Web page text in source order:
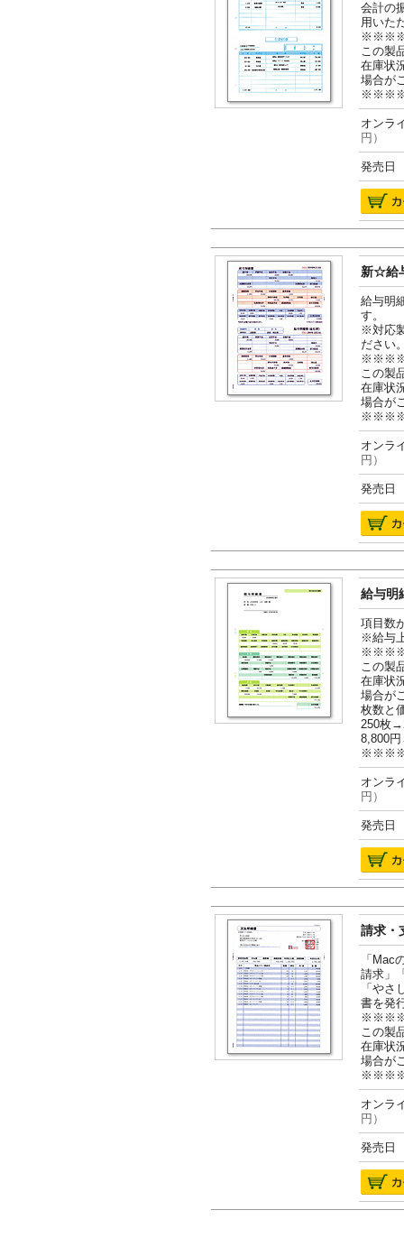
会計の
用いた
この製
在庫状
場合が
オン
円）
発売日
新☆給
給与明
す。
※対応
ださい
この製
在庫状
場合が
オン
円）
発売日
給与明
項目数
※給与
この製
在庫状
場合が
枚数と
250枚
8,800
オン
円）
発売日
請求・
「Mac
請求」
「や
書を発
この製
在庫状
場合が
オン
円）
発売日